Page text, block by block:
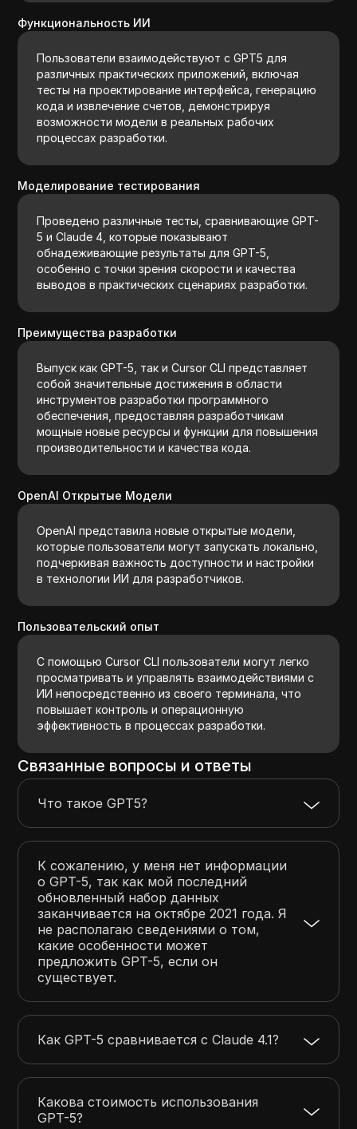
Функциональность ИИ
Пользователи взаимодействуют с GPT5 для
различных практических приложений, включая
тесты на проектирование интерфейса, генерацию
кода и извлечение счетов, демонстрируя
возможности модели в реальных рабочих
процессах разработки.
Моделирование тестирования
Проведено различные тесты, сравнивающие GPT-
5 и Claude 4, которые показывают
обнадеживающие результаты для GPT-5,
особенно с точки зрения скорости и качества
выводов в практических сценариях разработки.
Преимущества разработки
Выпуск как GPT-5, так и Cursor CLI представляет
собой значительные достижения в области
инструментов разработки программного
обеспечения, предоставляя разработчикам
мощные новые ресурсы и функции для повышения
производительности и качества кода.
OpenAI Открытые Модели
OpenAI представила новые открытые модели,
которые пользователи могут запускать локально,
подчеркивая важность доступности и настройки
в технологии ИИ для разработчиков.
Пользовательский опыт
С помощью Cursor CLI пользователи могут легко
просматривать и управлять взаимодействиями с
ИИ непосредственно из своего терминала, что
повышает контроль и операционную
эффективность в процессах разработки.
Связанные вопросы и ответы
Что такое GPT5?
К сожалению, у меня нет информации
о GPT-5, так как мой последний
обновленный набор данных
заканчивается на октябре 2021 года. Я
не располагаю сведениями о том,
какие особенности может
предложить GPT-5, если он
существует.
Как GPT-5 сравнивается с Claude 4.1?
Какова стоимость использования
GPT-5?